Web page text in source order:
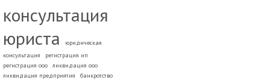
консультация
юриста
юридическая
консультация
регистрация ип
регистрация ооо
ликвидация ооо
ликвидация предприятия
банкротство